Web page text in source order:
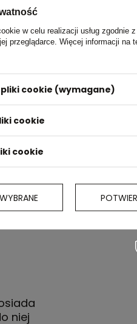
niej
w celu realizacji usług zgodnie z
przeglądarce. Więcej informacji
cookie (wymagane)
cookie
cookie